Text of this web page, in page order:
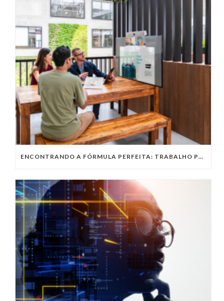
ENCONTRANDO A FÓRMULA PERFEITA: TRABALHO PRESENCIAL, HOME OFFICE OU TRABALHO HÍBRIDO?